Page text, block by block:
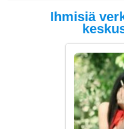
Ihmisiä